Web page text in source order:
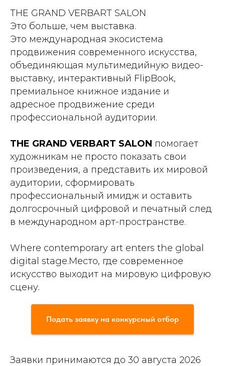
THE GRAND VERBART SALON
Это больше, чем выставка.
Это международная экосистема
продвижения современного искусства,
объединяющая мультимедийную видео-
выставку, интерактивный FlipBook,
премиальное книжное издание и
адресное продвижение среди
профессиональной аудитории.
THE GRAND VERBART SALON помогает
художникам не просто показать свои
произведения, а представить их мировой
аудитории, сформировать
профессиональный имидж и оставить
долгосрочный цифровой и печатный след
в международном арт-пространстве.
Where contemporary art enters the global
digital stage.Место, где современное
искусство выходит на мировую цифровую
сцену.
Подать заявку на конкурсный отбор
Заявки принимаются до 30 августа 2026